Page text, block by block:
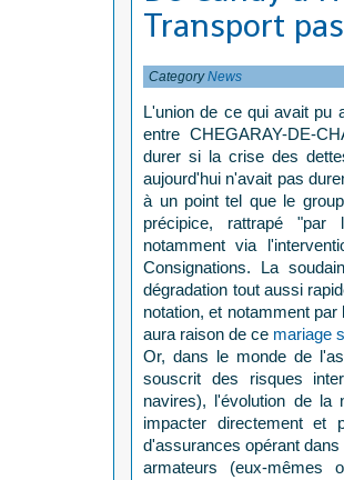
Transport
CategoryNews
L'union de ce qui avait pu
entre CHEGARAY-DE-
durer si la crise des
aujourd'hui n'avait pas
à un point tel que le
précipice, rattrapé "par
notamment via
Consignations. La
dégradation tout aussi
notation, et notamment
aura raison de ce mariage
Or, dans le monde de
souscrit des risques
navires), l'évolution de
impacter directement et
d'assurances opérant
armateurs (eux-mêmes